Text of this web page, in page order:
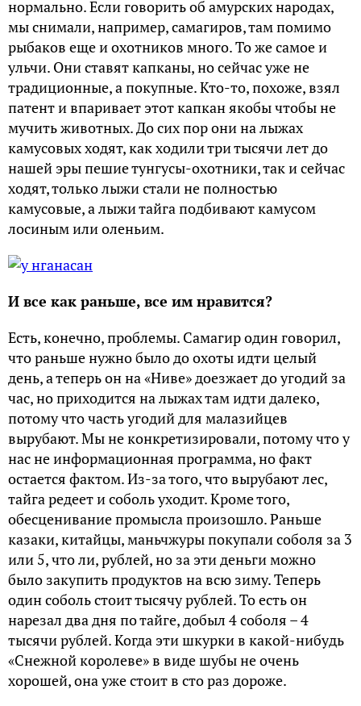
нормально. Если говорить об амурских народах,
мы снимали, например, самагиров, там помимо
рыбаков еще и охотников много. То же самое и
ульчи. Они ставят капканы, но сейчас уже не
традиционные, а покупные. Кто-то, похоже, взял
патент и впаривает этот капкан якобы чтобы не
мучить животных. До сих пор они на лыжах
камусовых ходят, как ходили три тысячи лет до
нашей эры пешие тунгусы-охотники, так и сейчас
ходят, только лыжи стали не полностью
камусовые, а лыжи тайга подбивают камусом
лосиным или оленьим.
И все как раньше, все им нравится?
Есть, конечно, проблемы. Самагир один говорил,
что раньше нужно было до охоты идти целый
день, а теперь он на «Ниве» доезжает до угодий за
час, но приходится на лыжах там идти далеко,
потому что часть угодий для малазийцев
вырубают. Мы не конкретизировали, потому что у
нас не информационная программа, но факт
остается фактом. Из-за того, что вырубают лес,
тайга редеет и соболь уходит. Кроме того,
обесценивание промысла произошло. Раньше
казаки, китайцы, маньчжуры покупали соболя за 3
или 5, что ли, рублей, но за эти деньги можно
было закупить продуктов на всю зиму. Теперь
один соболь стоит тысячу рублей. То есть он
нарезал два дня по тайге, добыл 4 соболя – 4
тысячи рублей. Когда эти шкурки в какой-нибудь
«Снежной королеве» в виде шубы не очень
хорошей, она уже стоит в сто раз дороже.